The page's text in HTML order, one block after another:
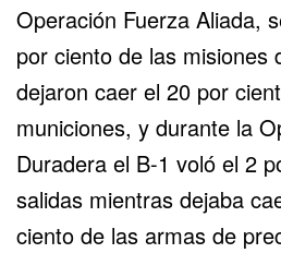
Operación Fuerza Aliada,
por ciento de las misiones
dejaron caer el 20 por
municiones, y durante la
Duradera el B-1 voló el 2
salidas mientras dejaba
ciento de las armas de